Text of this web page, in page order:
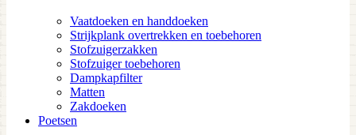
Vaatdoeken en handdoeken
Strijkplank overtrekken en toebehoren
Stofzuigerzakken
Stofzuiger toebehoren
Dampkapfilter
Matten
Zakdoeken
Poetsen